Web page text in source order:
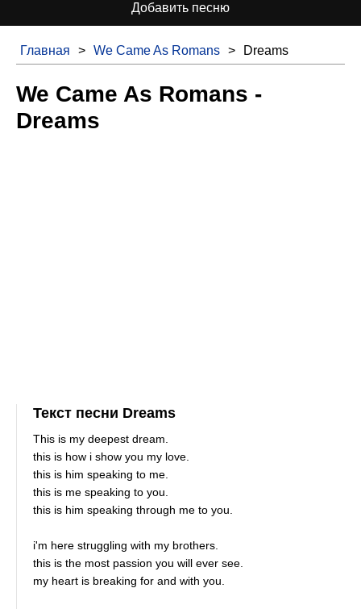
Добавить песню
Главная > We Came As Romans > Dreams
We Came As Romans -
Dreams
Текст песни Dreams
This is my deepest dream.
this is how i show you my love.
this is him speaking to me.
this is me speaking to you.
this is him speaking through me to you.
i'm here struggling with my brothers.
this is the most passion you will ever see.
my heart is breaking for and with you.